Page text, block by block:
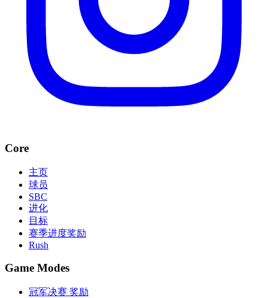
Core
主页
球员
SBC
进化
目标
赛季进度奖励
Rush
Game Modes
冠军决赛 奖励